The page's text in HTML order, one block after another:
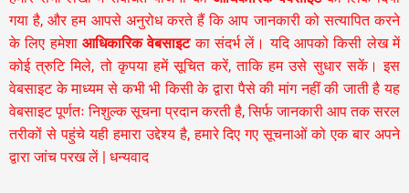
गया है, और हम आपसे अनुरोध करते हैं कि आप जानकारी को सत्यापित करने
के लिए हमेशा आधिकारिक वेबसाइटका संदर्भ लें। यदि आपको किसी लेख में
कोई त्रुटि मिले, तो कृपया हमें सूचित करें, ताकि हम उसे सुधार सकें। इस
वेबसाइट के माध्यम से कभी भी किसी के द्वारा पैसे की मांग नहीं की जाती है यह
वेबसाइट पूर्णतः निशुल्क सूचना प्रदान करती है,सिर्फ जानकारी आप तक सरल
तरीकों से पहुंचे यही हमारा उद्देश्य है, हमारे दिए गए सूचनाओं को एक बार अपने
द्वारा जांच परख लें | धन्यवाद